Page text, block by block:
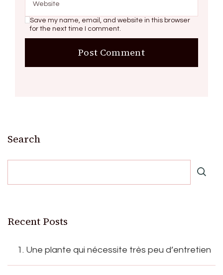
Save my name, email, and website in this browser
for the next time I comment.
Search
Recent Posts
1. Une plante qui nécessite très peu d’entretien